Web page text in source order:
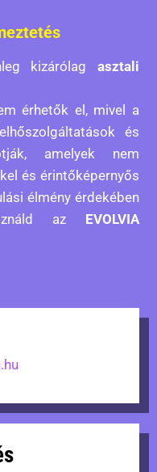
kizárólag asztali
érhetők el, mivel a
és
amelyek nem
és érintőképernyős
élmény érdekében
az EVOLVIA